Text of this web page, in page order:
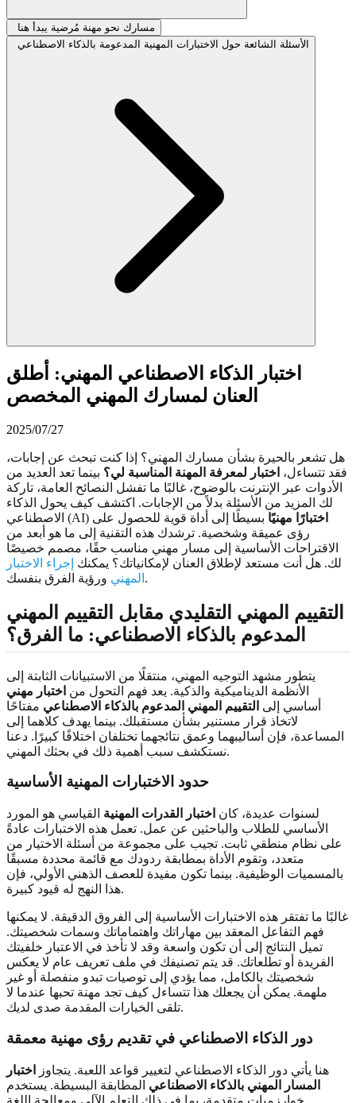
مسارك نحو مهنة مُرضية يبدأ هنا
الأسئلة الشائعة حول الاختبارات المهنية المدعومة بالذكاء الاصطناعي
اختبار الذكاء الاصطناعي المهني: أطلق
العنان لمسارك المهني المخصص
2025/07/27
هل تشعر بالحيرة بشأن مسارك المهني؟ إذا كنت تبحث عن إجابات،
فقد تتساءل، اختبار لمعرفة المهنة المناسبة لي؟ بينما تعد العديد من
الأدوات عبر الإنترنت بالوضوح، غالبًا ما تفشل النصائح العامة، تاركة
لك المزيد من الأسئلة بدلاً من الإجابات. اكتشف كيف يحول الذكاء
الاصطناعي (AI)
اختبارًا مهنيًا بسيطًا إلى أداة قوية للحصول على
رؤى عميقة وشخصية. ترشدك هذه التقنية إلى ما هو أبعد من
الاقتراحات الأساسية إلى مسار مهني مناسب حقًا، مصمم خصيصًا
لك. هل أنت مستعد لإطلاق العنان لإمكانياتك؟ يمكنك إجراء الاختبار
المهني ورؤية الفرق بنفسك.
التقييم المهني التقليدي مقابل التقييم المهني
المدعوم بالذكاء الاصطناعي: ما الفرق؟
يتطور مشهد التوجيه المهني، منتقلًا من الاستبيانات الثابتة إلى
الأنظمة الديناميكية والذكية. يعد فهم التحول من اختبار مهني
أساسي إلى التقييم المهني المدعوم بالذكاء الاصطناعي مفتاحًا
لاتخاذ قرار مستنير بشأن مستقبلك. بينما يهدف كلاهما إلى
المساعدة، فإن أساليبهما وعمق نتائجهما تختلفان اختلافًا كبيرًا. دعنا
نستكشف سبب أهمية ذلك في بحثك المهني.
حدود الاختبارات المهنية الأساسية
لسنوات عديدة، كان اختبار القدرات المهنية القياسي هو المورد
الأساسي للطلاب والباحثين عن عمل. تعمل هذه الاختبارات عادةً
على نظام منطقي ثابت. تجيب على مجموعة من أسئلة الاختيار من
متعدد، وتقوم الأداة بمطابقة ردودك مع قائمة محددة مسبقًا
بالمسميات الوظيفية. بينما تكون مفيدة للعصف الذهني الأولي، فإن
هذا النهج له قيود كبيرة.
غالبًا ما تفتقر هذه الاختبارات الأساسية إلى الفروق الدقيقة. لا يمكنها
فهم التفاعل المعقد بين مهاراتك واهتماماتك وسمات شخصيتك.
تميل النتائج إلى أن تكون واسعة وقد لا تأخذ في الاعتبار خلفيتك
الفريدة أو تطلعاتك. قد يتم تصنيفك في ملف تعريف عام لا يعكس
شخصيتك بالكامل، مما يؤدي إلى توصيات تبدو منفصلة أو غير
ملهمة. يمكن أن يجعلك هذا تتساءل كيف تجد مهنة تحبها عندما لا
تلقى الخيارات المقدمة صدى لديك.
دور الذكاء الاصطناعي في تقديم رؤى مهنية معمقة
هنا يأتي دور الذكاء الاصطناعي لتغيير قواعد اللعبة. يتجاوز
اختبار
المسار المهني بالذكاء الاصطناعي المطابقة البسيطة. يستخدم
خوارزميات متقدمة، بما في ذلك التعلم الآلي ومعالجة اللغة